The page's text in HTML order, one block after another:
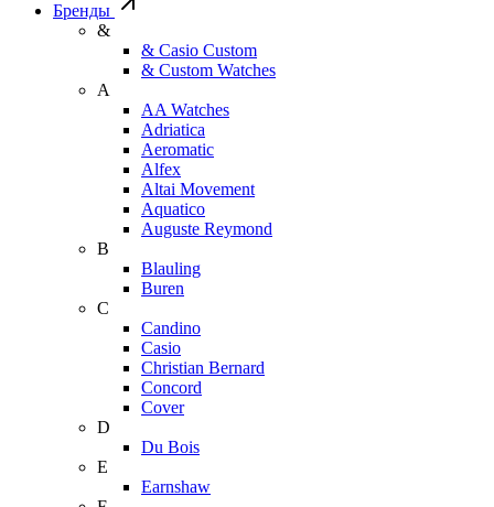
Бренды
&
& Casio Custom
& Custom Watches
A
AA Watches
Adriatica
Aeromatic
Alfex
Altai Movement
Aquatico
Auguste Reymond
B
Blauling
Buren
C
Candino
Casio
Christian Bernard
Concord
Cover
D
Du Bois
E
Earnshaw